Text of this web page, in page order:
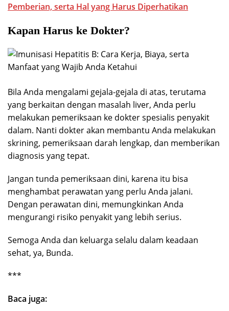
Pemberian, serta Hal yang Harus Diperhatikan
Kapan Harus ke Dokter?
Bila Anda mengalami gejala-gejala di atas, terutama
yang berkaitan dengan masalah liver, Anda perlu
melakukan pemeriksaan ke dokter spesialis penyakit
dalam. Nanti dokter akan membantu Anda melakukan
skrining, pemeriksaan darah lengkap, dan memberikan
diagnosis yang tepat.
Jangan tunda pemeriksaan dini, karena itu bisa
menghambat perawatan yang perlu Anda jalani.
Dengan perawatan dini, memungkinkan Anda
mengurangi risiko penyakit yang lebih serius.
Semoga Anda dan keluarga selalu dalam keadaan
sehat, ya, Bunda.
***
Baca juga: